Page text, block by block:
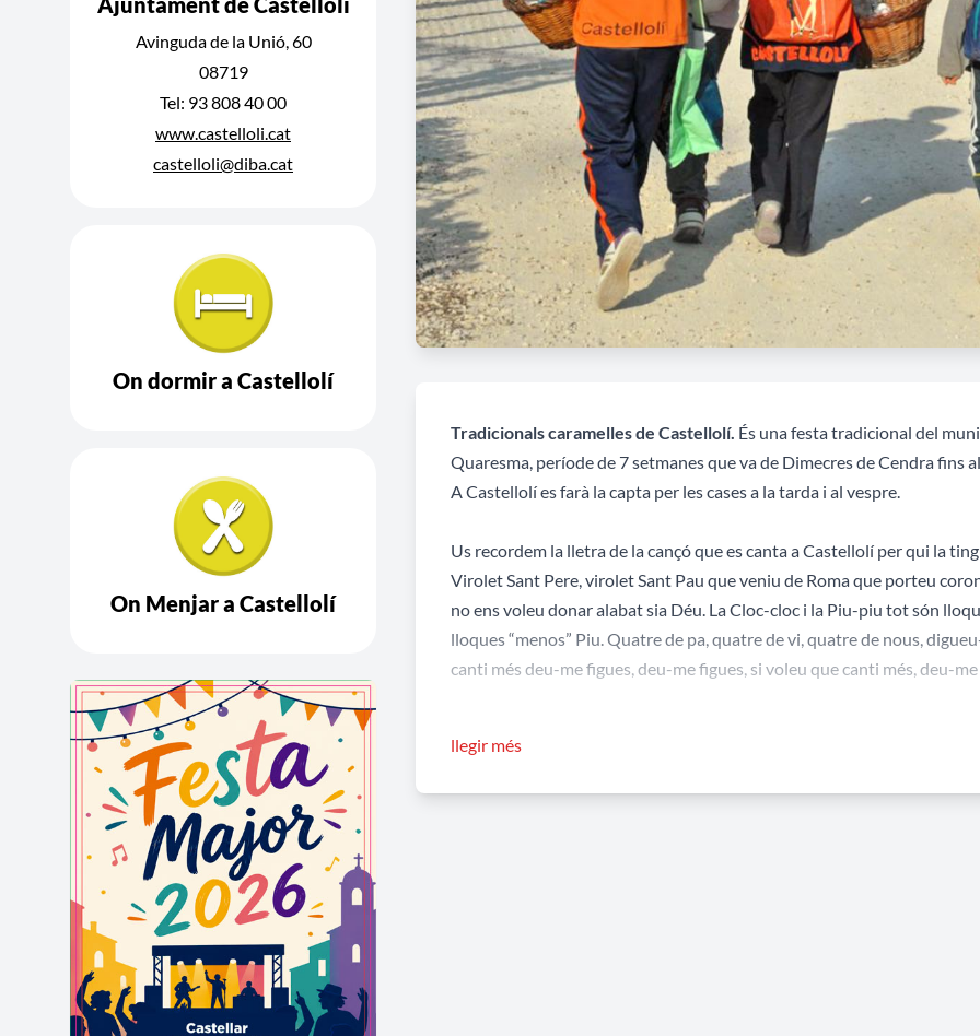
Avinguda de la Unió, 60
08719
Tel: 93 808 40 00
www.castelloli.cat
castelloli@diba.cat
On dormir a Castellolí
On Menjar a Castellolí
Tradicionals caramelles de Castellolí. És una festa tradicional del
Quaresma, període de 7 setmanes que va de Dimecres de Cendra fins
A Castellolí es farà la capta per les cases a la tarda i al vespre.
Us recordem la lletra de la cançó que es canta a Castellolí per qui la
Virolet Sant Pere, virolet Sant Pau que veniu de Roma que porteu
no ens voleu donar alabat sia Déu. La Cloc-cloc i la Piu-piu tot són
lloques “menos” Piu. Quatre de pa, quatre de vi, quatre de nous,
canti més deu-me figues, deu-me figues, si voleu que canti més, deu-me
cançó, depenent de la comarca podia variar la lletra. La capta
llegir més